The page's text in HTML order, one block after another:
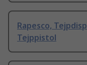
Rapesco,
Tejppistol